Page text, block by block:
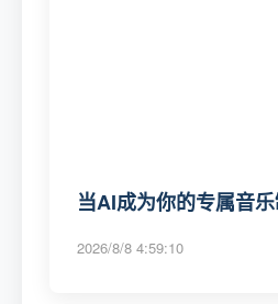
当AI成为你的专属音
2026/8/8 4:59:10